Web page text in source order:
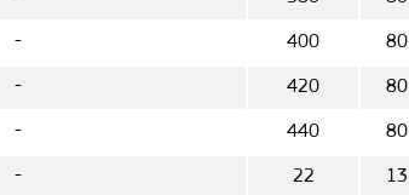
- 400 80
- 420 80
- 440 80
- 22 13